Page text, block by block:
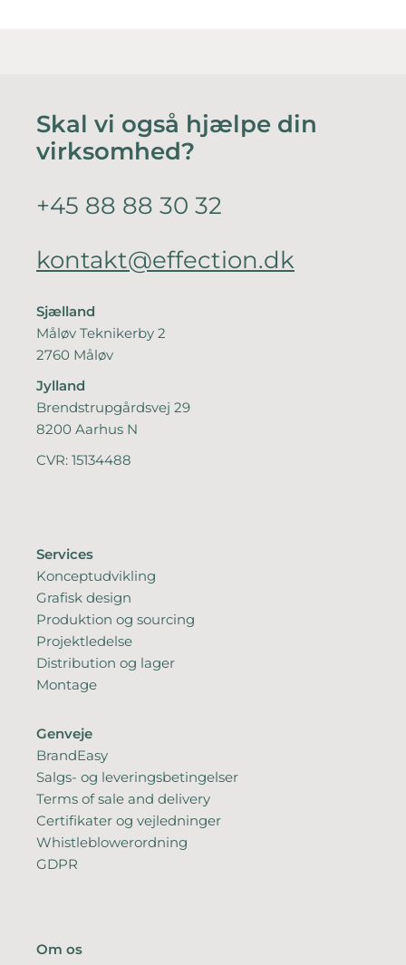
Skal vi også hjælpe din
virksomhed?
+45 88 88 30 32
kontakt@effection.dk
Sjælland
Måløv Teknikerby 2
2760 Måløv
Jylland
Brendstrupgårdsvej 29
8200 Aarhus N
CVR: 15134488
Services
Konceptudvikling
Grafisk design
Produktion og sourcing
Projektledelse
Distribution og lager
Montage
Genveje
BrandEasy
Salgs- og leveringsbetingelser
Terms of sale and delivery
Certifikater og vejledninger
Whistleblowerordning
GDPR
Om os